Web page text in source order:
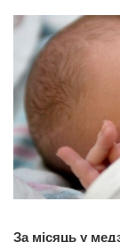
За місяць у